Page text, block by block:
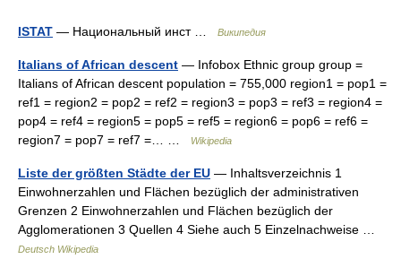
ISTAT — Национальный инст … Википедия
Italians of African descent — Infobox Ethnic group group =
Italians of African descent population = 755,000 region1 = pop1 =
ref1 = region2 = pop2 = ref2 = region3 = pop3 = ref3 = region4 =
pop4 = ref4 = region5 = pop5 = ref5 = region6 = pop6 = ref6 =
region7 = pop7 = ref7 =… …
Wikipedia
Liste der größten Städte der EU — Inhaltsverzeichnis 1
Einwohnerzahlen und Flächen bezüglich der administrativen
Grenzen 2 Einwohnerzahlen und Flächen bezüglich der
Agglomerationen 3 Quellen 4 Siehe auch 5 Einzelnachweise …
Deutsch Wikipedia